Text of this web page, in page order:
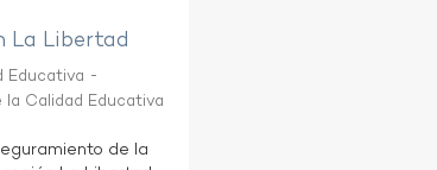
La Libertad
Educativa -
Calidad Educativa
de la